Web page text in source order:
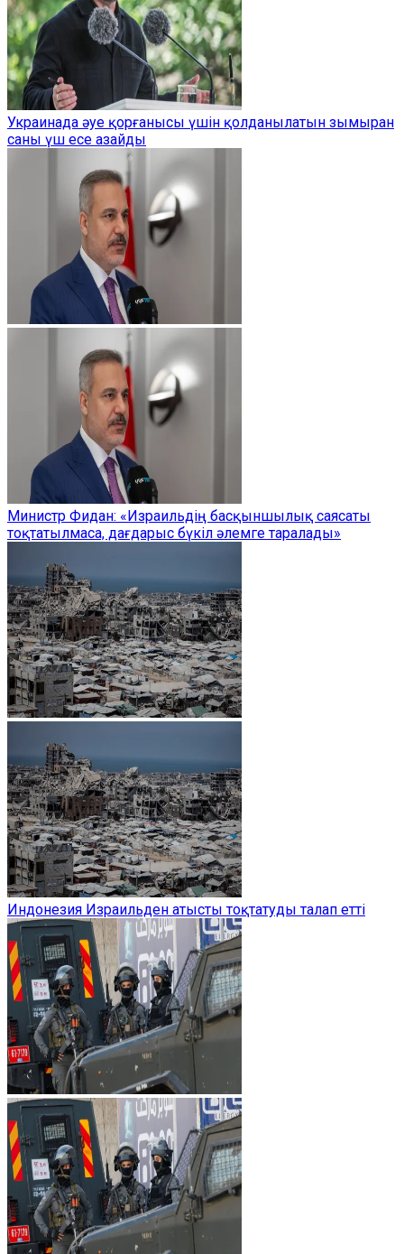
Украинада әуе қорғанысы үшін қолданылатын зымыран
саны үш есе азайды
Министр Фидан: «Израильдің басқыншылық саясаты
тоқтатылмаса, дағдарыс бүкіл әлемге таралады»
Индонезия Израильден атысты тоқтатуды талап етті